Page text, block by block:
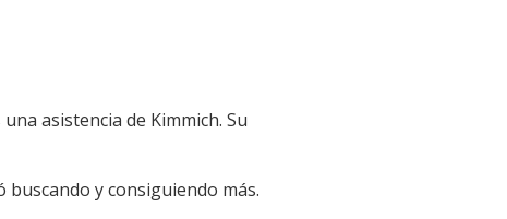
asistencia de Kimmich. Su
y consiguiendo más.